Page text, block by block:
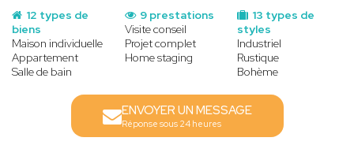
12 types de
biens
Maison individuelle
Appartement
Salle de bain
13 types de
styles
Industriel
Rustique
Bohème
9 prestations
Visite conseil
Projet complet
Home staging
ENVOYER UN MESSAGE
Réponse sous 24 heures